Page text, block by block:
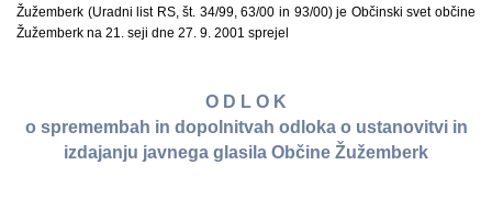
Žužemberk (Uradni list RS, št. 34/99, 63/00 in 93/00) je Občinski svet občine
Žužemberk na 21. seji dne 27. 9. 2001 sprejel
O D L O K
o spremembah in dopolnitvah odloka o ustanovitvi in
izdajanju javnega glasila Občine Žužemberk